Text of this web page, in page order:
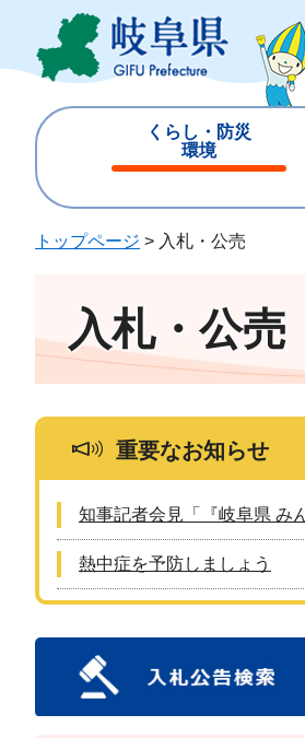
ジ
ュ
くらし・防災
環境
じ
トップページ > 入札・公売
入札・公売
重要なお知らせ
知事記者会見「『岐阜県 み
熱中症を予防しましょう